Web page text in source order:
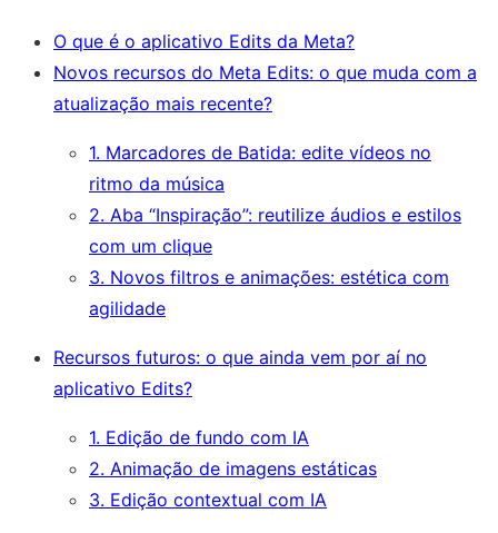
O que é o aplicativo Edits da Meta?
Novos recursos do Meta Edits: o que muda com a
atualização mais recente?
1. Marcadores de Batida: edite vídeos no
ritmo da música
2. Aba “Inspiração”: reutilize áudios e estilos
com um clique
3. Novos filtros e animações: estética com
agilidade
Recursos futuros: o que ainda vem por aí no
aplicativo Edits?
1. Edição de fundo com IA
2. Animação de imagens estáticas
3. Edição contextual com IA